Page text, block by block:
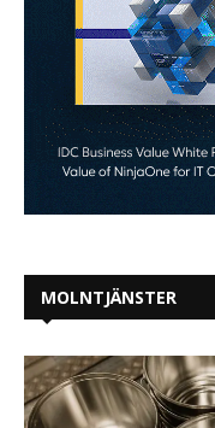
MOLNTJÄNSTER